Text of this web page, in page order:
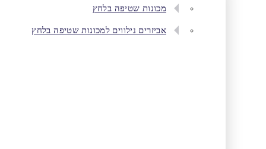
מכונות שטיפה בלחץ
אביזרים נילווים למכונות שטיפה בלחץ